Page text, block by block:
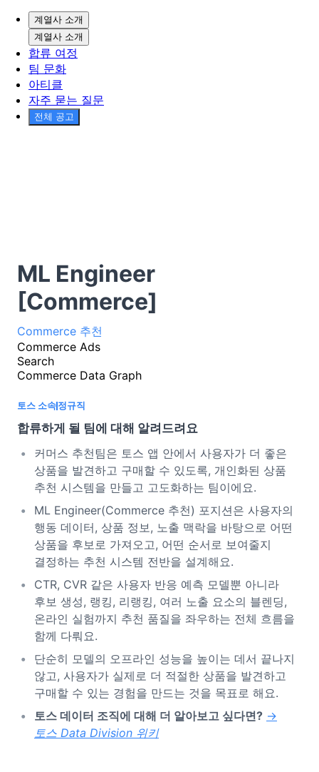
계열사 소개
계열사 소개
합류 여정
팀 문화
아티클
자주 묻는 질문
전체 공고
ML Engineer
[Commerce]
Commerce 추천
Commerce Ads
Search
Commerce Data Graph
토스 소속정규직
합류하게 될 팀에 대해 알려드려요
커머스 추천팀은 토스 앱 안에서 사용자가 더 좋은
상품을 발견하고 구매할 수 있도록, 개인화된 상품
추천 시스템을 만들고 고도화하는 팀이에요.
ML Engineer(Commerce 추천) 포지션은 사용자의
행동 데이터, 상품 정보, 노출 맥락을 바탕으로 어떤
상품을 후보로 가져오고, 어떤 순서로 보여줄지
결정하는 추천 시스템 전반을 설계해요.
CTR, CVR 같은 사용자 반응 예측 모델뿐 아니라
후보 생성, 랭킹, 리랭킹, 여러 노출 요소의 블렌딩,
온라인 실험까지 추천 품질을 좌우하는 전체 흐름을
함께 다뤄요.
단순히 모델의 오프라인 성능을 높이는 데서 끝나지
않고, 사용자가 실제로 더 적절한 상품을 발견하고
구매할 수 있는 경험을 만드는 것을 목표로 해요.
토스 데이터 조직에 대해 더 알아보고 싶다면? →
토스 Data Division 위키